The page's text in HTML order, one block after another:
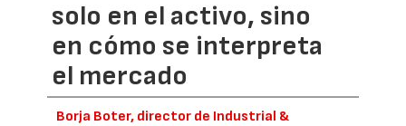
solo en el activo, sino
en cómo se interpreta
el mercado
Borja Boter, director de Industrial &